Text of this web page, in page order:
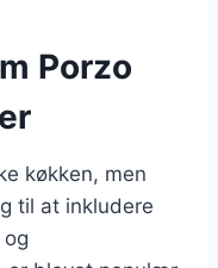
Porzo
køkken, men
til at inkludere